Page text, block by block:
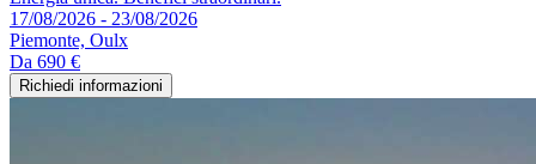
17/08/2026 - 23/08/2026
Piemonte, Oulx
Da 690 €
Richiedi informazioni